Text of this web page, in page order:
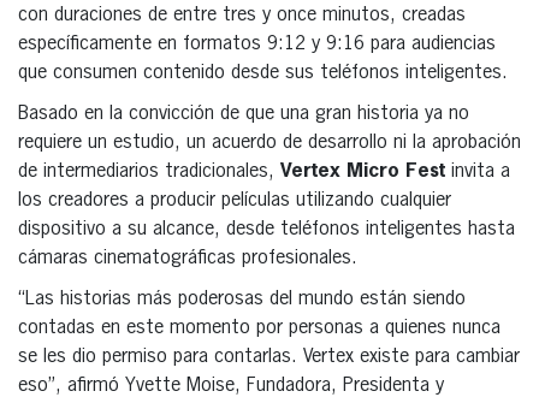
con duraciones de entre tres y once minutos, creadas
específicamente en formatos 9:12 y 9:16 para audiencias
que consumen contenido desde sus teléfonos inteligentes.
Basado en la convicción de que una gran historia ya no
requiere un estudio, un acuerdo de desarrollo ni la aprobación
de intermediarios tradicionales, Vertex Micro Fest invita a
los creadores a producir películas utilizando cualquier
dispositivo a su alcance, desde teléfonos inteligentes hasta
cámaras cinematográficas profesionales.
“Las historias más poderosas del mundo están siendo
contadas en este momento por personas a quienes nunca
se les dio permiso para contarlas. Vertex existe para cambiar
eso”, afirmó Yvette Moise, Fundadora, Presidenta y